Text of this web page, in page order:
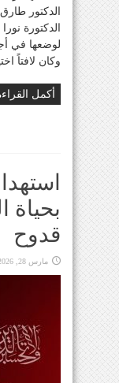
الدكتور
الدكتورة
لوضعها في
وكان لافتاً
أكمل
بحياة
قدوح
مارس 28, 2026